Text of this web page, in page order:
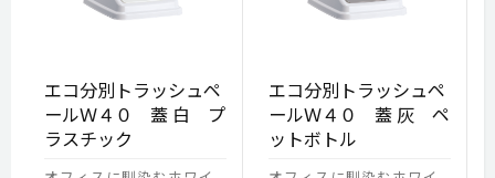
エコ分別トラッシュペ
ールＷ４０ 蓋 白 プ
ラスチック
エコ分別トラッシュペ
ールＷ４０ 蓋 灰 ペ
ットボトル